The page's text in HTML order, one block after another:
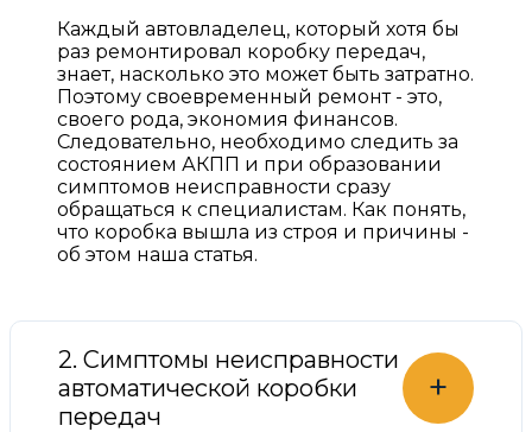
Каждый автовладелец, который хотя бы
раз ремонтировал коробку передач,
знает, насколько это может быть затратно.
Поэтому своевременный ремонт - это,
своего рода, экономия финансов.
Следовательно, необходимо следить за
состоянием АКПП и при образовании
симптомов неисправности сразу
обращаться к специалистам. Как понять,
что коробка вышла из строя и причины -
об этом наша статья.
2. Симптомы неисправности
автоматической коробки
передач
+